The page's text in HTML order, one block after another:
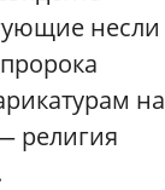
несли
на
религия